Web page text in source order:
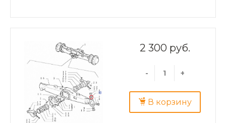
2 300 руб.
- +
В корзину